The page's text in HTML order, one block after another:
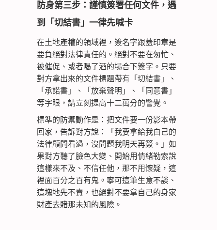
防身第三步：謹慎簽署任何文件，遇
到「切結書」一律先喊卡
在土地產權的領域裡，簽名字跟蓋印章是
要負絕對法律責任的。絕對不要在匆忙、
被催促、或者喝了酒的場合下簽字。只要
對方拿出來的文件標題帶有「切結書」、
「承諾書」、「放棄聲明」、「同意書」
等字眼，請立刻提高十二萬分的警覺。
標準的防禦動作是：把文件要一份影本帶
回家，告訴對方說：「我要拿給我自己的
法律顧問看過，沒問題我明天再簽。」如
果對方聽了臉色大變、開始用情緒勒索說
這樣來不及、不信任他，那不用懷疑，這
裡面百分之百有鬼。寧可這筆生意不談、
這塊地先不賣，也絕對不要拿自己的身家
財產去賭那未知的風險。